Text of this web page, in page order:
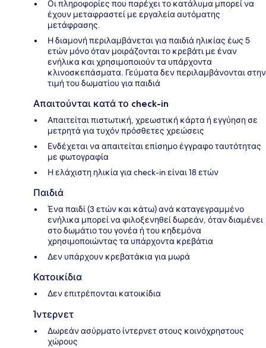
Οι πληροφορίες που παρέχει το κατάλυμα μπορεί να
έχουν μεταφραστεί με εργαλεία αυτόματης
μετάφρασης.
Η διαμονή περιλαμβάνεται για παιδιά ηλικίας έως 5
ετών μόνο όταν μοιράζονται το κρεβάτι με έναν
ενήλικα και χρησιμοποιούν τα υπάρχοντα
κλινοσκεπάσματα. Γεύματα δεν περιλαμβάνονται στην
τιμή του δωματίου για παιδιά
Απαιτούνται κατά το check-in
Απαιτείται πιστωτική, χρεωστική κάρτα ή εγγύηση σε
μετρητά για τυχόν πρόσθετες χρεώσεις
Ενδέχεται να απαιτείται επίσημο έγγραφο ταυτότητας
με φωτογραφία
Η ελάχιστη ηλικία για check-in είναι 18 ετών
Παιδιά
Ένα παιδί (3 ετών και κάτω) ανά καταγεγραμμένο
ενήλικα μπορεί να φιλοξενηθεί δωρεάν, όταν διαμένει
στο δωμάτιο του γονέα ή του κηδεμόνα
χρησιμοποιώντας τα υπάρχοντα κρεβάτια
Δεν υπάρχουν κρεβατάκια για μωρά
Κατοικίδια
Δεν επιτρέπονται κατοικίδια
Ίντερνετ
Δωρεάν ασύρματο ίντερνετ στους κοινόχρηστους
χώρους